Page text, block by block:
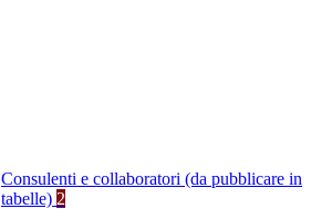
Consulenti e collaboratori (da pubblicare in
tabelle) 2